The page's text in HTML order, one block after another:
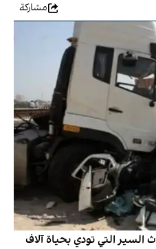
مشاركة
التي تودي بحياة آلاف